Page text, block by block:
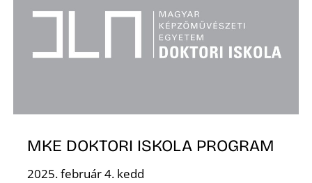
MKE DOKTORI ISKOLA PROGRAM
2025. február 4. kedd